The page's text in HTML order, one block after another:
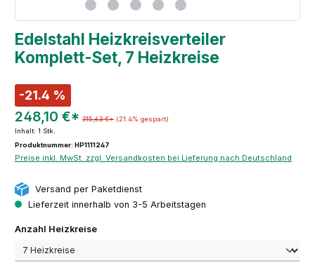
Edelstahl Heizkreisverteiler
Komplett-Set, 7 Heizkreise
-21.4 %
248,10 €* 315,63 €* (21.4% gespart)
Inhalt: 1 Stk.
Produktnummer: HP1111247
Preise inkl. MwSt. zzgl. Versandkosten bei Lieferung nach Deutschland
Versand per Paketdienst
Lieferzeit innerhalb von 3-5 Arbeitstagen
Anzahl Heizkreiseauswählen